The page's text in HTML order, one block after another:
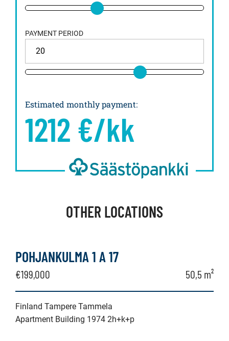
PAYMENT PERIOD
Estimated monthly payment:
1212 €/kk
OTHER LOCATIONS
POHJANKULMA 1 A 17
€199,000 50,5 m²
Finland Tampere Tammela
Apartment Building 1974 2h+k+p